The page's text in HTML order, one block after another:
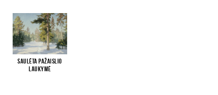
Saulėta Pažaislio
laukymė